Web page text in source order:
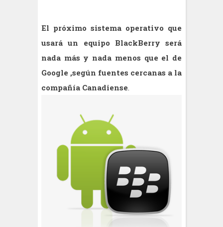
El próximo sistema operativo que
usará un equipo BlackBerry será
nada más y nada menos que el de
Google ,según fuentes cercanas a la
compañía Canadiense.